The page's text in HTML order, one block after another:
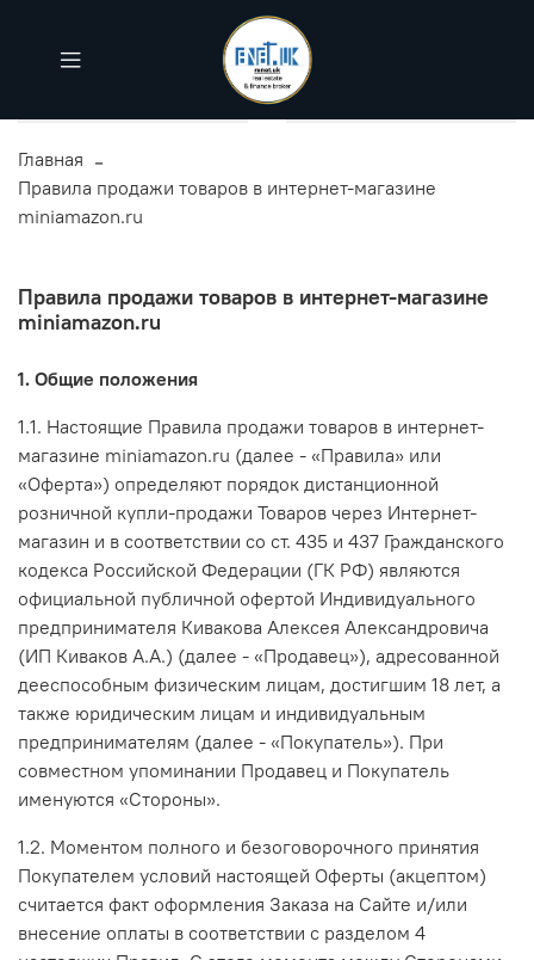
Главная
Правила продажи товаров в интернет-магазине
miniamazon.ru
Правила продажи товаров в интернет-магазине
miniamazon.ru
1. Общие положения
1.1. Настоящие Правила продажи товаров в интернет-
магазине miniamazon.ru (далее - «Правила» или
«Оферта») определяют порядок дистанционной
розничной купли-продажи Товаров через Интернет-
магазин и в соответствии со ст. 435 и 437 Гражданского
кодекса Российской Федерации (ГК РФ) являются
официальной публичной офертой Индивидуального
предпринимателя Кивакова Алексея Александровича
(ИП Киваков А.А.) (далее - «Продавец»), адресованной
дееспособным физическим лицам, достигшим 18 лет, а
также юридическим лицам и индивидуальным
предпринимателям (далее - «Покупатель»). При
совместном упоминании Продавец и Покупатель
именуются «Стороны».
1.2. Моментом полного и безоговорочного принятия
Покупателем условий настоящей Оферты (акцептом)
считается факт оформления Заказа на Сайте и/или
внесение оплаты в соответствии с разделом 4